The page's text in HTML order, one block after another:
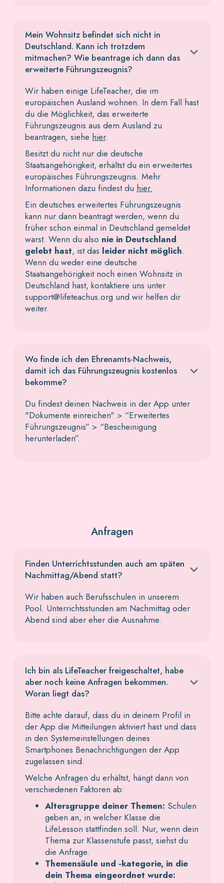
Mein Wohnsitz befindet sich nicht in
Deutschland. Kann ich trotzdem
mitmachen? Wie beantrage ich dann das
erweiterte Führungszeugnis?
Wir haben einige LifeTeacher, die im
europäischen Ausland wohnen. In dem Fall hast
du die Möglichkeit, das erweiterte
Führungszeugnis aus dem Ausland zu
beantragen, siehe hier.
Besitzt du nicht nur die deutsche
Staatsangehörigkeit, erhältst du ein erweitertes
europäisches Führungszeugnis. Mehr
Informationen dazu findest du hier.
Ein deutsches erweitertes Führungszeugnis
kann nur dann beantragt werden, wenn du
früher schon einmal in Deutschland gemeldet
warst. Wenn du also nie in Deutschland
gelebt hast, ist das leider nicht möglich.
Wenn du weder eine deutsche
Staatsangehörigkeit noch einen Wohnsitz in
Deutschland hast, kontaktiere uns unter
support@lifeteachus.org und wir helfen dir
weiter.
Wo finde ich den Ehrenamts-Nachweis,
damit ich das Führungszeugnis kostenlos
bekomme?
Du findest deinen Nachweis in der App unter
"Dokumente einreichen" > “Erweitertes
Führungszeugnis” > “Bescheinigung
herunterladen”.
Anfragen
Finden Unterrichtsstunden auch am späten
Nachmittag/Abend statt?
Wir haben auch Berufsschulen in unserem
Pool. Unterrichtsstunden am Nachmittag oder
Abend sind aber eher die Ausnahme.
Ich bin als LifeTeacher freigeschaltet, habe
aber noch keine Anfragen bekommen.
Woran liegt das?
Bitte achte darauf, dass du in deinem Profil in
der App die Mitteilungen aktiviert hast und dass
in den Systemeinstellungen deines
Smartphones Benachrichtigungen der App
zugelassen sind.
Welche Anfragen du erhältst, hängt dann von
verschiedenen Faktoren ab:
Altersgruppe deiner Themen: Schulen
geben an, in welcher Klasse die
LifeLesson stattfinden soll. Nur, wenn dein
Thema zur Klassenstufe passt, siehst du
die Anfrage.
Themensäule und -kategorie, in die
dein Thema eingeordnet wurde: